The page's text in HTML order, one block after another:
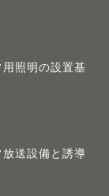
照明の設置基
送設備と誘導